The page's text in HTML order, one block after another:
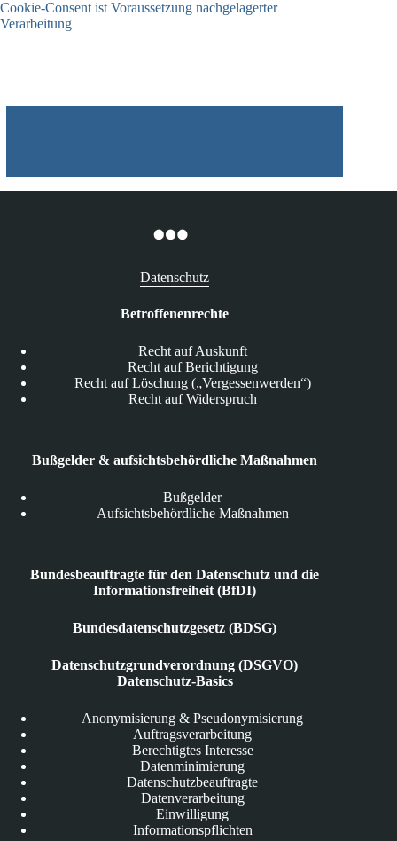
Cookie-Consent ist Voraussetzung nachgelagerter
Verarbeitung
Datenschutz
Betroffenenrechte
Recht auf Auskunft
Recht auf Berichtigung
Recht auf Löschung („Vergessenwerden“)
Recht auf Widerspruch
Bußgelder & aufsichtsbehördliche Maßnahmen
Bußgelder
Aufsichtsbehördliche Maßnahmen
Bundesbeauftragte für den Datenschutz und die
Informationsfreiheit (BfDI)
Bundesdatenschutzgesetz (BDSG)
Datenschutzgrundverordnung (DSGVO)
Datenschutz-Basics
Anonymisierung & Pseudonymisierung
Auftragsverarbeitung
Berechtigtes Interesse
Datenminimierung
Datenschutzbeauftragte
Datenverarbeitung
Einwilligung
Informationspflichten